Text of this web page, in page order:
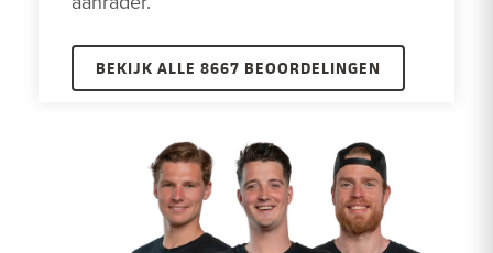
BEKIJK ALLE 8667 BEOORDELINGEN